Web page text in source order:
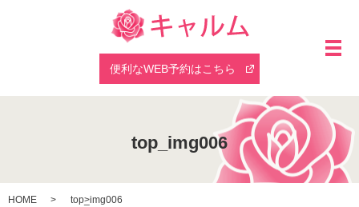
メ
便利なWEB予約はこちら
top_img006
HOME top_img006